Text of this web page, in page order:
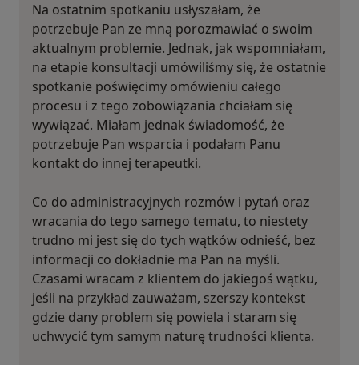
Na ostatnim spotkaniu usłyszałam, że
potrzebuje Pan ze mną porozmawiać o swoim
aktualnym problemie. Jednak, jak wspomniałam,
na etapie konsultacji umówiliśmy się, że ostatnie
spotkanie poświęcimy omówieniu całego
procesu i z tego zobowiązania chciałam się
wywiązać. Miałam jednak świadomość, że
potrzebuje Pan wsparcia i podałam Panu
kontakt do innej terapeutki.
Co do administracyjnych rozmów i pytań oraz
wracania do tego samego tematu, to niestety
trudno mi jest się do tych wątków odnieść, bez
informacji co dokładnie ma Pan na myśli.
Czasami wracam z klientem do jakiegoś wątku,
jeśli na przykład zauważam, szerszy kontekst
gdzie dany problem się powiela i staram się
uchwycić tym samym naturę trudności klienta.